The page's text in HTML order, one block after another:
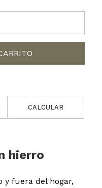
CALCULAR
hierro
y fuera del hogar,